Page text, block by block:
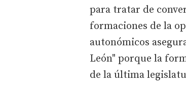
para tratar de
formaciones de la
autonómicos
León" porque la
de la última